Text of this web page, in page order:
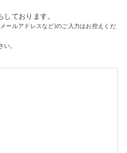
ております。
ールアドレスなど)のご入力はお控えくだ
。